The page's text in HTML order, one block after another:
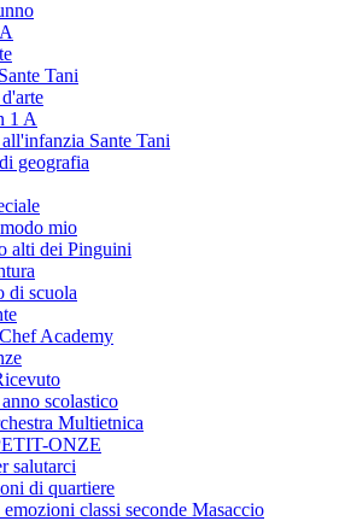
Tani
1 A
Sante Tani
geografia
mio
alti dei Pinguini
di scuola
Academy
scolastico
Multietnica
ONZE
salutarci
di quartiere
classi seconde Masaccio